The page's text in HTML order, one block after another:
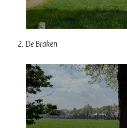
2. De Braken